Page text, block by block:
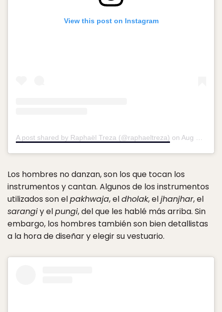
View this post on Instagram
A post shared by Raphaël Treza (@raphaeltreza) on Aug 31, 2015 at 1:22pm PDT
Los hombres no danzan, son los que tocan los
instrumentos y cantan. Algunos de los instrumentos
utilizados son elpakhwaja, eldholak, eljhanjhar, el
sarangiy elpungi, del que les hablé más arriba. Sin
embargo, los hombres también son bien detallistas
a la hora de diseñar y elegir su vestuario.